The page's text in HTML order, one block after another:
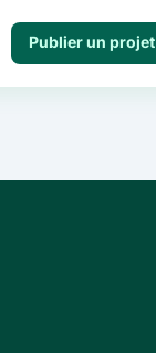
Publier un projet